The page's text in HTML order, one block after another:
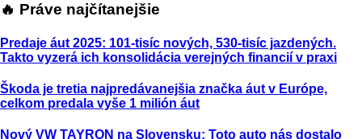
🔥 Práve najčítanejšie
Predaje áut 2025: 101-tisíc nových, 530-tisíc jazdených.
Takto vyzerá ich konsolidácia verejných financií v praxi
Škoda je tretia najpredávanejšia značka áut v Európe,
celkom predala vyše 1 milión áut
Nový VW TAYRON na Slovensku: Toto auto nás dostalo